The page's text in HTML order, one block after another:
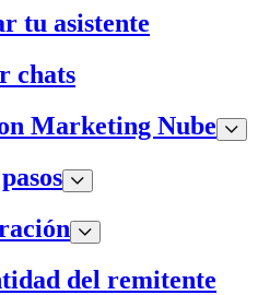
tu asistente
chats
Marketing Nube
del remitente